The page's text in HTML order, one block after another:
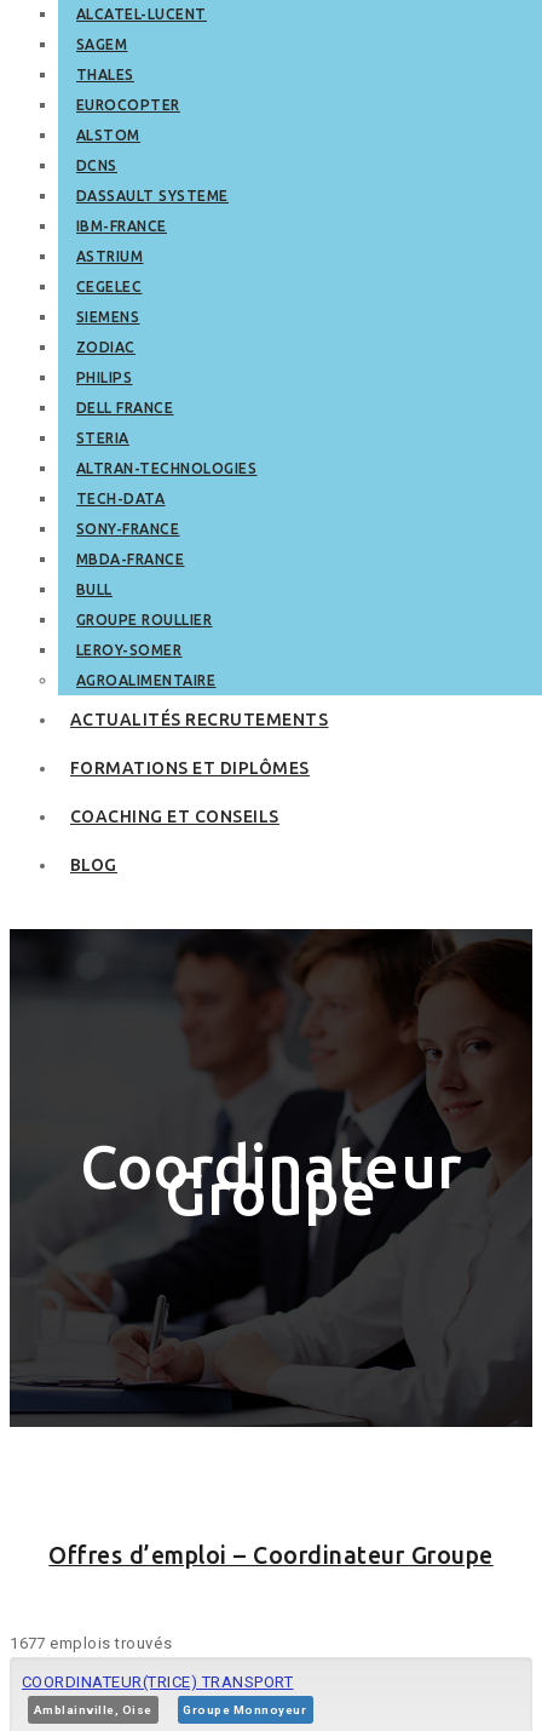
ALCATEL-LUCENT
SAGEM
THALES
EUROCOPTER
ALSTOM
DCNS
DASSAULT SYSTEME
IBM-FRANCE
ASTRIUM
CEGELEC
SIEMENS
ZODIAC
PHILIPS
DELL FRANCE
STERIA
ALTRAN-TECHNOLOGIES
TECH-DATA
SONY-FRANCE
MBDA-FRANCE
BULL
GROUPE ROULLIER
LEROY-SOMER
AGROALIMENTAIRE
ACTUALITÉS RECRUTEMENTS
FORMATIONS ET DIPLÔMES
COACHING ET CONSEILS
BLOG
Coordinateur
Groupe
Offres d’emploi – Coordinateur Groupe
1677 emplois trouvés
COORDINATEUR(TRICE) TRANSPORT
Amblainville, Oise Groupe Monnoyeur